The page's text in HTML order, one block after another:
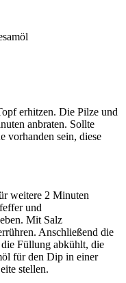
erhitzen. Die Pilze und
anbraten. Sollte
vorhanden sein, diese
weitere 2 Minuten
und
Mit Salz
Anschließend die
Füllung abkühlt, die
für den Dip in einer
stellen.